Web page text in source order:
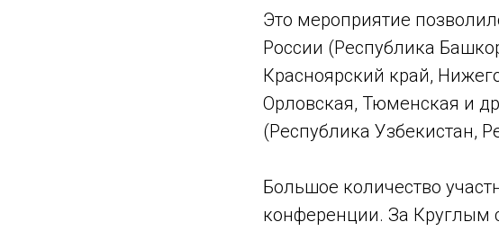
Это мероприятие
России (Республика
Красноярский край,
Орловская, Тюменская и
(Республика Узбекистан,
Большое количество
конференции. За Круглым